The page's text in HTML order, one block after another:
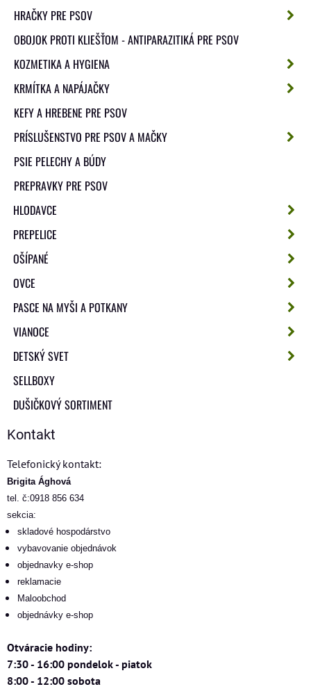
HRAČKY PRE PSOV
OBOJOK PROTI KLIEŠŤOM - ANTIPARAZITIKÁ PRE PSOV
KOZMETIKA A HYGIENA
KRMÍTKA A NAPÁJAČKY
KEFY A HREBENE PRE PSOV
PRÍSLUŠENSTVO PRE PSOV A MAČKY
PSIE PELECHY A BÚDY
PREPRAVKY PRE PSOV
HLODAVCE
PREPELICE
OŠÍPANÉ
OVCE
PASCE NA MYŠI A POTKANY
VIANOCE
DETSKÝ SVET
SELLBOXY
DUŠIČKOVÝ SORTIMENT
Kontakt
Telefonický kontakt:
Brigita Ághová
tel. č:0918 856 634
sekcia:
skladové hospodárstvo
vybavovanie objednávok
objednavky e-shop
reklamacie
Maloobchod
objednávky e-shop
Otváracie hodiny:
7:30 - 16:00 pondelok - piatok
8:00 - 12:00 sobota